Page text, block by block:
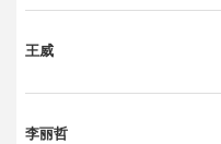
王威
李丽哲